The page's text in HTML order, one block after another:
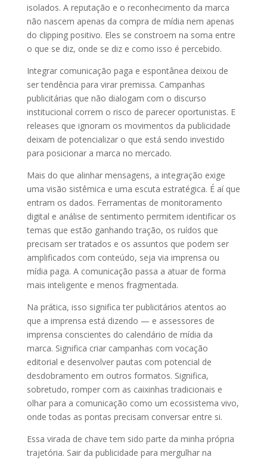
isolados. A reputação e o reconhecimento da marca
não nascem apenas da compra de mídia nem apenas
do clipping positivo. Eles se constroem na soma entre
o que se diz, onde se diz e como isso é percebido.
Integrar comunicação paga e espontânea deixou de
ser tendência para virar premissa. Campanhas
publicitárias que não dialogam com o discurso
institucional correm o risco de parecer oportunistas. E
releases que ignoram os movimentos da publicidade
deixam de potencializar o que está sendo investido
para posicionar a marca no mercado.
Mais do que alinhar mensagens, a integração exige
uma visão sistêmica e uma escuta estratégica. É aí que
entram os dados. Ferramentas de monitoramento
digital e análise de sentimento permitem identificar os
temas que estão ganhando tração, os ruídos que
precisam ser tratados e os assuntos que podem ser
amplificados com conteúdo, seja via imprensa ou
mídia paga. A comunicação passa a atuar de forma
mais inteligente e menos fragmentada.
Na prática, isso significa ter publicitários atentos ao
que a imprensa está dizendo — e assessores de
imprensa conscientes do calendário de mídia da
marca. Significa criar campanhas com vocação
editorial e desenvolver pautas com potencial de
desdobramento em outros formatos. Significa,
sobretudo, romper com as caixinhas tradicionais e
olhar para a comunicação como um ecossistema vivo,
onde todas as pontas precisam conversar entre si.
Essa virada de chave tem sido parte da minha própria
trajetória. Sair da publicidade para mergulhar na